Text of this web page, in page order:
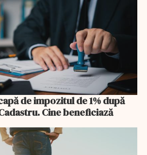
de impozitul de 1% după
Cine beneficiază